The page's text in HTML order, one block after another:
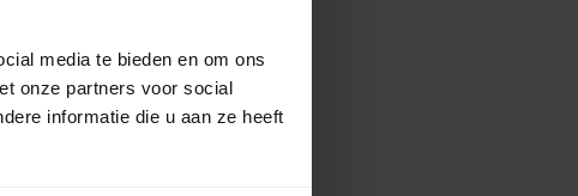
media te bieden en om ons
onze partners voor social
informatie die u aan ze heeft